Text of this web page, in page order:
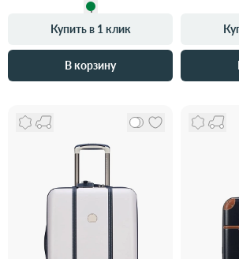
Купить в 1 клик
В корзину